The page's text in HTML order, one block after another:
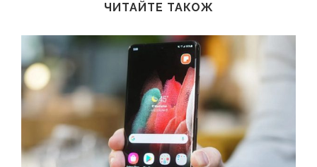
ЧИТАЙТЕ ТАКОЖ